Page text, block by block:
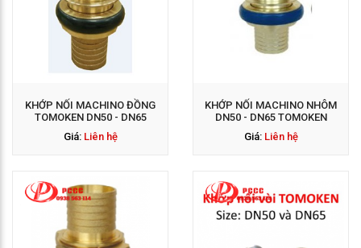
KHỚP NỐI MACHINO ĐỒNG
TOMOKEN DN50 - DN65
Giá: Liên hệ
GỌI NGAY: 0938 563
114
KHỚP NỐI MACHINO NHÔM
DN50 - DN65 TOMOKEN
Giá: Liên hệ